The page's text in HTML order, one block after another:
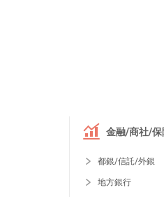
金融/商社/保
都銀/信託/外銀
地方銀行